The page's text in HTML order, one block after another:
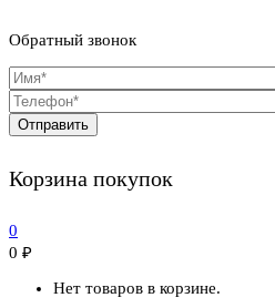
Обратный звонок
Корзина покупок
0
0 ₽
Нет товаров в корзине.